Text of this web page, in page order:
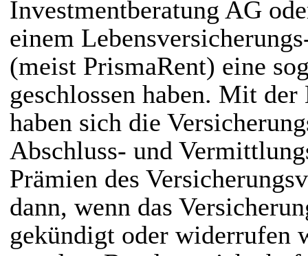
Investmentberatung AG
einem
(meist PrismaRent) eine
geschlossen haben. Mit
haben sich die
Abschluss- und
Prämien des
dann, wenn das
gekündigt oder widerrufen